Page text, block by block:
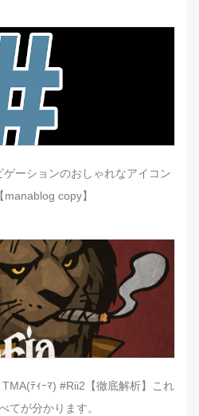
ゲーションのおしゃれなアイコン
copy】
ﾃｨｰﾏ) #Rii2【徹底解析】これ
てが分かります。